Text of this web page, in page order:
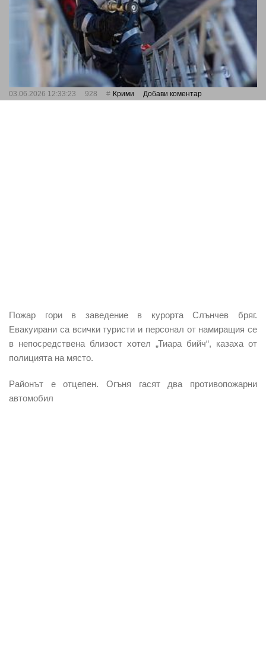
03.06.2026 12:33:23 928 Крими Добави коментар
Пожар гори в заведение в курорта Слънчев бряг.
Евакуирани са всички туристи и персонал от намиращия се
в непосредствена близост хотел „Тиара бийч“, казаха от
полицията на място.
Районът е отцепен. Огъня гасят два противопожарни
автомобил